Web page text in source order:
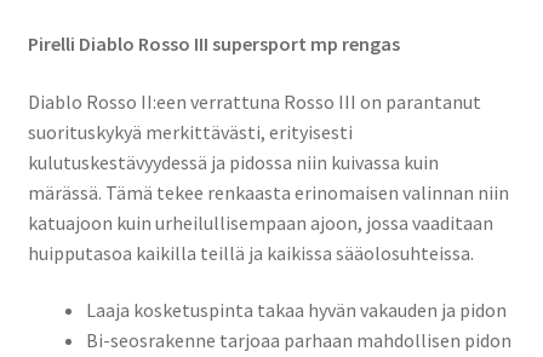
Pirelli Diablo Rosso III supersport mp rengas
Diablo Rosso II:een verrattuna Rosso III on parantanut
suorituskykyä merkittävästi, erityisesti
kulutuskestävyydessä ja pidossa niin kuivassa kuin
märässä. Tämä tekee renkaasta erinomaisen valinnan niin
katuajoon kuin urheilullisempaan ajoon, jossa vaaditaan
huipputasoa kaikilla teillä ja kaikissa sääolosuhteissa.
Laaja kosketuspinta takaa hyvän vakauden ja pidon
Bi-seosrakenne tarjoaa parhaan mahdollisen pidon